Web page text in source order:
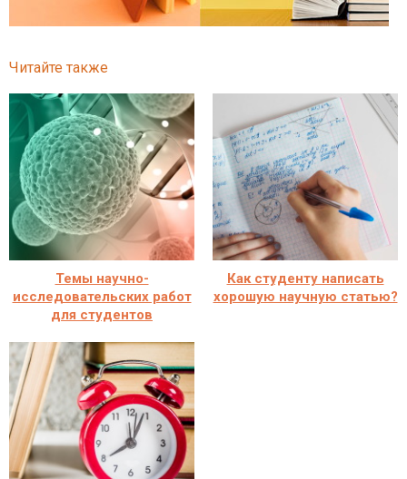
Читайте также
Темы научно-
исследовательских работ
для студентов
Как студенту написать
хорошую научную статью?